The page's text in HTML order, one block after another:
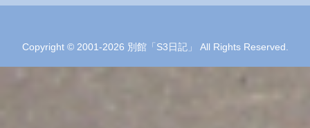
Copyright © 2001-2026 別館「S3日記」 All Rights Reserved.